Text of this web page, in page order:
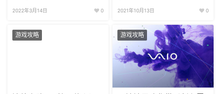
2022年3月14日 0 2021年10月13日 0
游戏攻略 游戏攻略